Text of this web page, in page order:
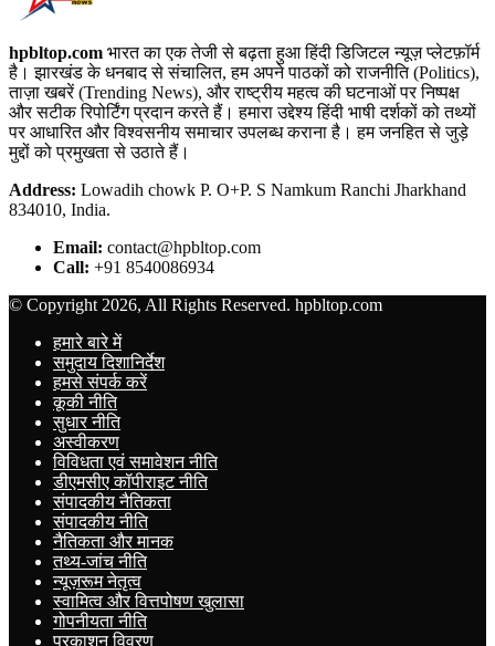
hpbltop.com भारत का एक तेजी से बढ़ता हुआ हिंदी डिजिटल न्यूज़ प्लेटफ़ॉर्म
है। झारखंड के धनबाद से संचालित, हम अपने पाठकों को राजनीति (Politics),
ताज़ा खबरें (Trending News), और राष्ट्रीय महत्व की घटनाओं पर निष्पक्ष
और सटीक रिपोर्टिंग प्रदान करते हैं। हमारा उद्देश्य हिंदी भाषी दर्शकों को तथ्यों
पर आधारित और विश्वसनीय समाचार उपलब्ध कराना है। हम जनहित से जुड़े
मुद्दों को प्रमुखता से उठाते हैं।
Address: Lowadih chowk P. O+P. S Namkum Ranchi Jharkhand
834010, India.
Email: contact@hpbltop.com
Call: +91 8540086934
© Copyright 2026, All Rights Reserved. hpbltop.com
हमारे बारे में
समुदाय दिशानिर्देश
हमसे संपर्क करें
कूकी नीति
सुधार नीति
अस्वीकरण
विविधता एवं समावेशन नीति
डीएमसीए कॉपीराइट नीति
संपादकीय नैतिकता
संपादकीय नीति
नैतिकता और मानक
तथ्य-जांच नीति
न्यूज़रूम नेतृत्व
स्वामित्व और वित्तपोषण खुलासा
गोपनीयता नीति
प्रकाशन विवरण